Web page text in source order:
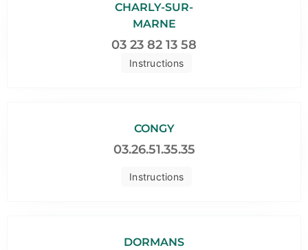
Instructions
CHARLY-SUR-
MARNE
03 23 82 13 58
Instructions
CONGY
03.26.51.35.35
DORMANS